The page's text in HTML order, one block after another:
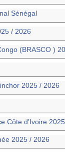
Sénégal
/ 2026
(BRASCO )
2025 / 2026
Côte d'Ivoire
2025 / 2026